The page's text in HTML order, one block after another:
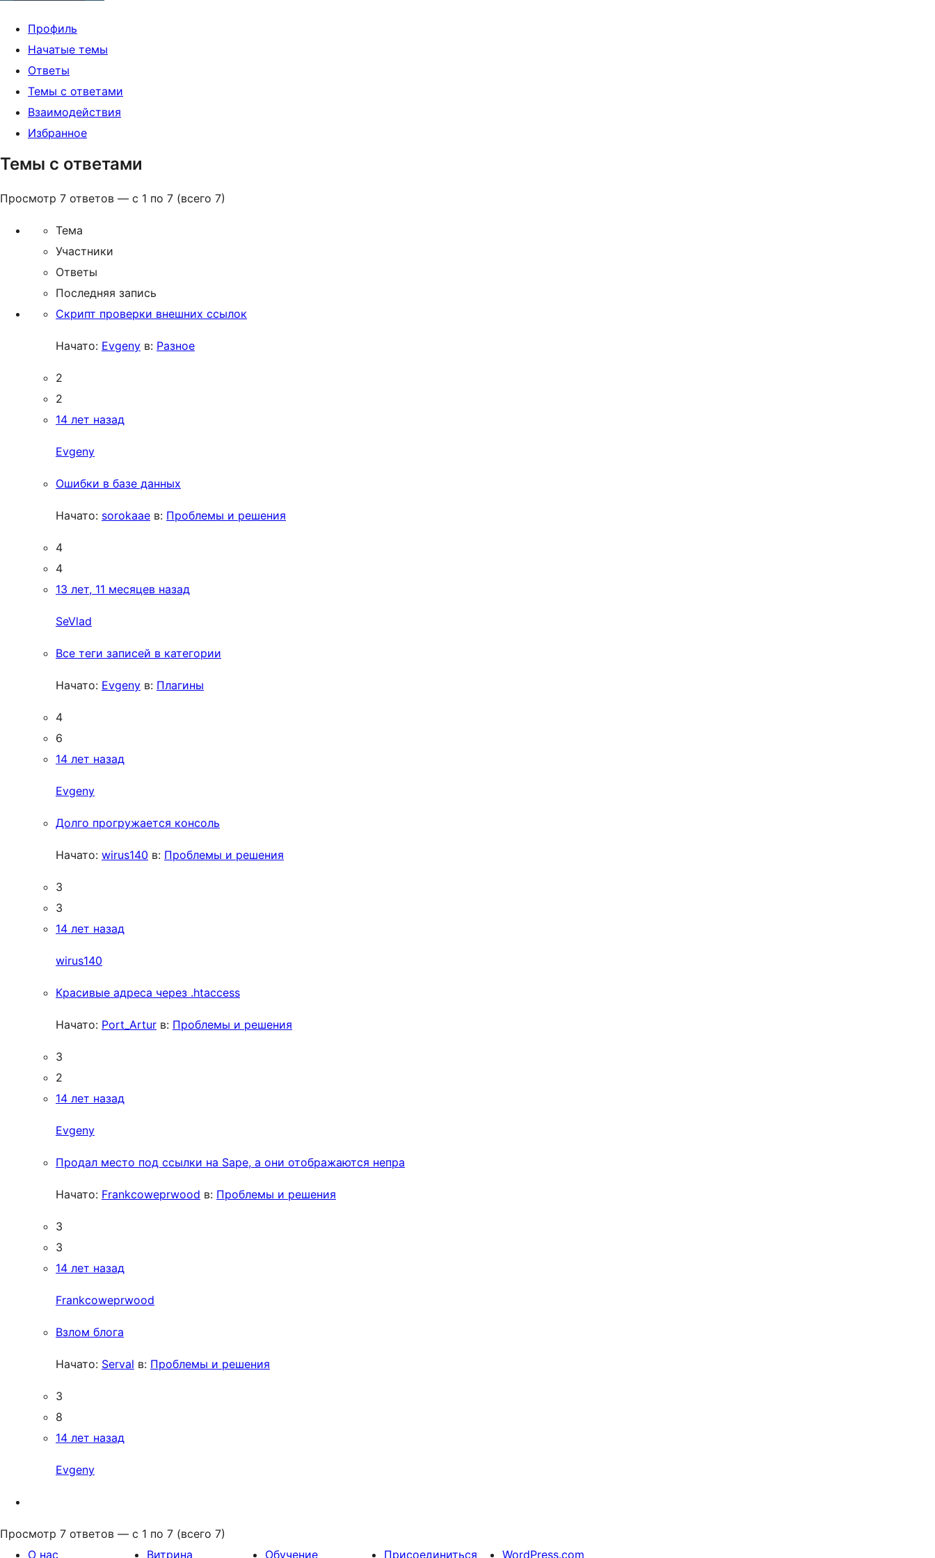
Профиль
Начатые темы
Ответы
Темы с ответами
Взаимодействия
Избранное
Темы с ответами
Просмотр 7 ответов — с 1 по 7 (всего 7)
Тема
Участники
Ответы
Последняя запись
Скрипт проверки внешних ссылок
Начато: Evgeny в: Разное
2
2
14 лет назад
Evgeny
Ошибки в базе данных
Начато: sorokaae в: Проблемы и решения
4
4
13 лет, 11 месяцев назад
SeVlad
Все теги записей в категории
Начато: Evgeny в: Плагины
4
6
14 лет назад
Evgeny
Долго прогружается консоль
Начато: wirus140 в: Проблемы и решения
3
3
14 лет назад
wirus140
Красивые адреса через .htaccess
Начато: Port_Artur в: Проблемы и решения
3
2
14 лет назад
Evgeny
Продал место под ссылки на Sape, а они отображаются непра
Начато: Frankcoweprwood в: Проблемы и решения
3
3
14 лет назад
Frankcoweprwood
Взлом блога
Начато: Serval в: Проблемы и решения
3
8
14 лет назад
Evgeny
Просмотр 7 ответов — с 1 по 7 (всего 7)
О нас
Витрина Обучение Присоединиться WordPress.com